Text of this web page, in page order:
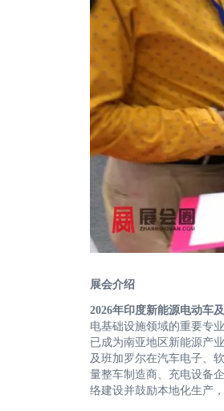
展会介绍
2026年印度新能源电动车
电基础设施领域的重要专业
已成为南亚地区新能源产
及班加罗尔在汽车电子、
量整车制造商、充电设备
络建设并鼓励本地化生产，